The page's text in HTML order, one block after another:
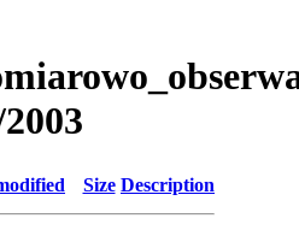
Size Description